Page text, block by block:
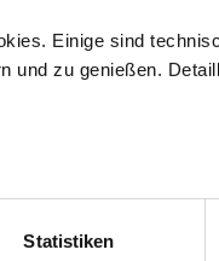
Einige sind
und zu genießen.
Statistiken